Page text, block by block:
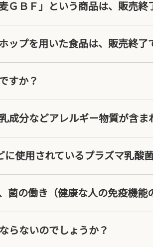
ＧＢＦ」という商品は、販売終
ップを用いた食品は、販売終了
すか？
成分などアレルギー物質が含ま
に使用されているプラズマ乳
菌の働き（健康な人の免疫機能
らないのでしょうか？